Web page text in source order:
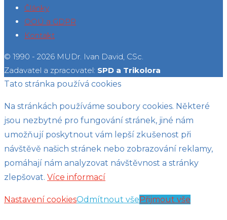
Články
OOÚ a GDPR
Kontakt
© 1990 - 2026 MUDr. Ivan David, CSc.
Zadavatel a zpracovatel: SPD a Trikolora
Tato stránka používá cookies
Na stránkách používáme soubory cookies. Některé
jsou nezbytné pro fungování stránek, jiné nám
umožňují poskytnout vám lepší zkušenost při
návštěvě našich stránek nebo zobrazování reklamy,
pomáhají nám analyzovat návštěvnost a stránky
zlepšovat. Více informací
Nastavení cookiesOdmítnout vše Přijmout vše